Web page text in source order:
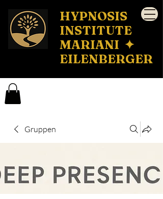
HYPNOSIS
INSTITUTE
MARIANI ✦
EILENBERGER
Gruppen